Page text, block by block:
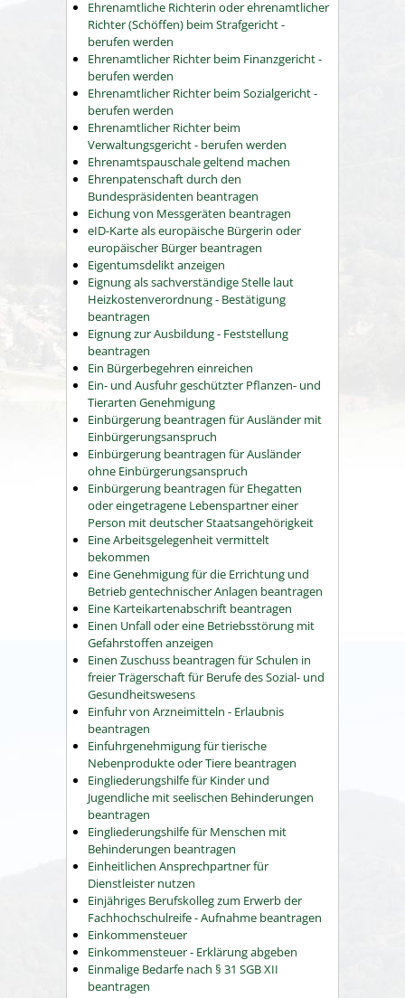
Ehrenamtliche Richterin oder ehrenamtlicher
Richter (Schöffen) beim Strafgericht -
berufen werden
Ehrenamtlicher Richter beim Finanzgericht -
berufen werden
Ehrenamtlicher Richter beim Sozialgericht -
berufen werden
Ehrenamtlicher Richter beim
Verwaltungsgericht - berufen werden
Ehrenamtspauschale geltend machen
Ehrenpatenschaft durch den
Bundespräsidenten beantragen
Eichung von Messgeräten beantragen
eID-Karte als europäische Bürgerin oder
europäischer Bürger beantragen
Eigentumsdelikt anzeigen
Eignung als sachverständige Stelle laut
Heizkostenverordnung - Bestätigung
beantragen
Eignung zur Ausbildung - Feststellung
beantragen
Ein Bürgerbegehren einreichen
Ein- und Ausfuhr geschützter Pflanzen- und
Tierarten Genehmigung
Einbürgerung beantragen für Ausländer mit
Einbürgerungsanspruch
Einbürgerung beantragen für Ausländer
ohne Einbürgerungsanspruch
Einbürgerung beantragen für Ehegatten
oder eingetragene Lebenspartner einer
Person mit deutscher Staatsangehörigkeit
Eine Arbeitsgelegenheit vermittelt
bekommen
Eine Genehmigung für die Errichtung und
Betrieb gentechnischer Anlagen beantragen
Eine Karteikartenabschrift beantragen
Einen Unfall oder eine Betriebsstörung mit
Gefahrstoffen anzeigen
Einen Zuschuss beantragen für Schulen in
freier Trägerschaft für Berufe des Sozial- und
Gesundheitswesens
Einfuhr von Arzneimitteln - Erlaubnis
beantragen
Einfuhrgenehmigung für tierische
Nebenprodukte oder Tiere beantragen
Eingliederungshilfe für Kinder und
Jugendliche mit seelischen Behinderungen
beantragen
Eingliederungshilfe für Menschen mit
Behinderungen beantragen
Einheitlichen Ansprechpartner für
Dienstleister nutzen
Einjähriges Berufskolleg zum Erwerb der
Fachhochschulreife - Aufnahme beantragen
Einkommensteuer
Einkommensteuer - Erklärung abgeben
Einmalige Bedarfe nach § 31 SGB XII
beantragen